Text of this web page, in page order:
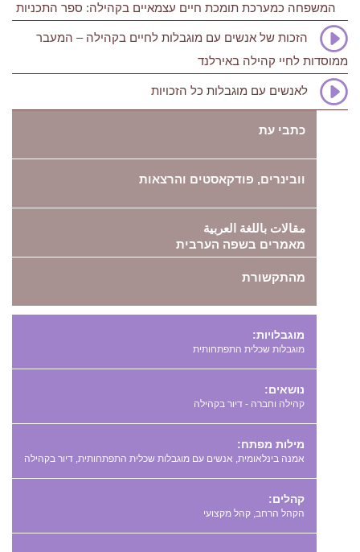
המשפחה כמערכת תומכת חיים עצמאיים בקהילה: ספר התכניות
הזכות של אנשים עם מוגבלות לחיים בקהילה – המעבר
ממוסדות לחיי קהילה באירלנד
לאנשים עם מוגבלות כל הזכויות
כתבי עת
וובינרים, פודקאסטים והרצאות
مقالات باللغة العربية
מאמרים בשפה הערבית
מהתקשורת
מוגבלויות:
מוגבלות שכלית התפתחותית
נושאים:
קהילה וחברה - דיור בקהילה
מילות מפתח:
,
,
קהלים:
הקהל הרחב, קהל מקצועי